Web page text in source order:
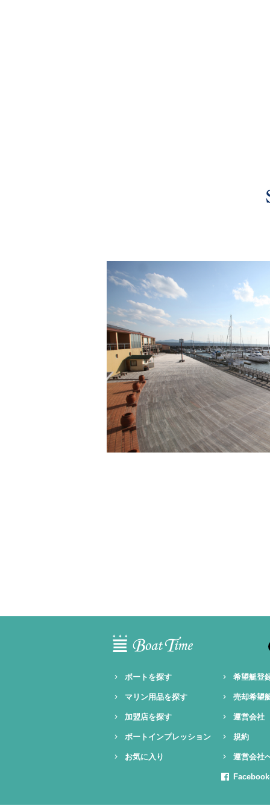
ボートを探す
マリン用品を探す
加盟店を探す
ボートインプレッション
お気に入り
希望艇登
売却希望
運営会社
規約
運営会社